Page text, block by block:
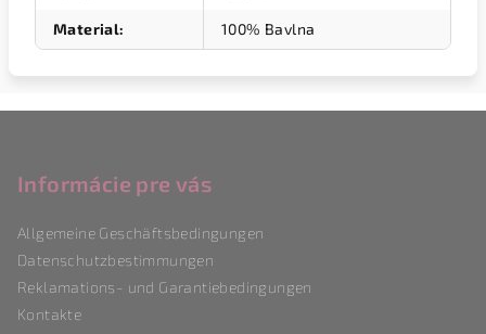
Material: 100% Bavlna
Informácie pre vás
Allgemeine Geschäftsbedingungen
Datenschutzbestimmungen
Reklamations- und Garantiebedingungen
Kontakte